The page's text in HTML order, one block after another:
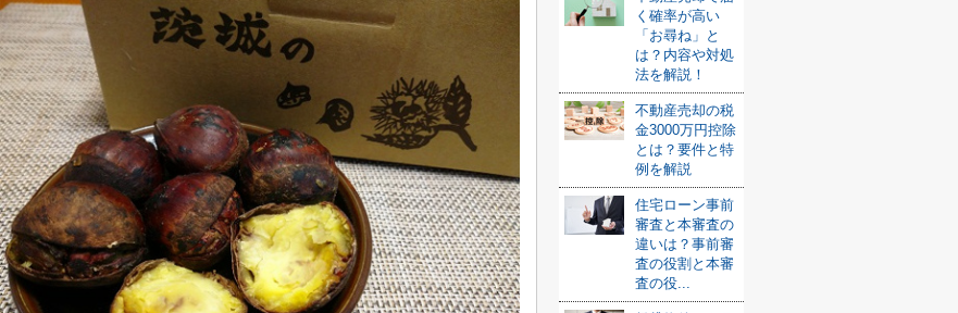
く確率が高い
「お尋ね」と
は？内容や対処
法を解説！
不動産売却の税
金3000万円控除
とは？要件と特
例を解説
住宅ローン事前
審査と本審査の
違いは？事前審
査の役割と本審
査の役...